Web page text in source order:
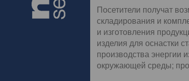
Посетители получат
складирования и
и изготовления
изделия для оснастки
производства энергии
окружающей среды;